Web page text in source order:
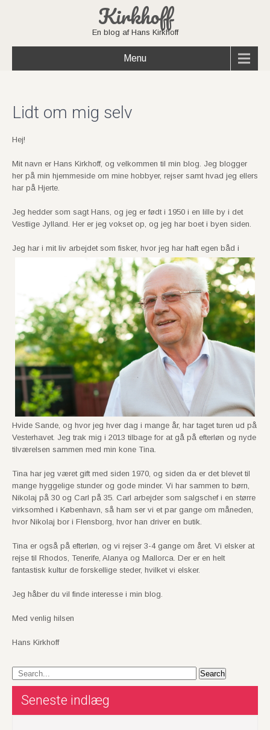
Kirkhoff
En blog af Hans Kirkhoff
Menu
Lidt om mig selv
Hej!
Mit navn er Hans Kirkhoff, og velkommen til min blog. Jeg blogger
her på min hjemmeside om mine hobbyer, rejser samt hvad jeg ellers
har på Hjerte.
Jeg hedder som sagt Hans, og jeg er født i 1950 i en lille by i det
Vestlige Jylland. Her er jeg vokset op, og jeg har boet i byen siden.
Jeg har i mit liv arbejdet som fisker, hvor jeg har haft egen båd i
Hvide Sande, og hvor jeg hver dag i mange år, har taget turen ud på
Vesterhavet. Jeg trak mig i 2013 tilbage for at gå på efterløn og nyde
tilværelsen sammen med min kone Tina.
Tina har jeg været gift med siden 1970, og siden da er det blevet til
mange hyggelige stunder og gode minder. Vi har sammen to børn,
Nikolaj på 30 og Carl på 35. Carl arbejder som salgschef i en større
virksomhed i København, så ham ser vi et par gange om måneden,
hvor Nikolaj bor i Flensborg, hvor han driver en butik.
Tina er også på efterløn, og vi rejser 3-4 gange om året. Vi elsker at
rejse til Rhodos, Tenerife, Alanya og Mallorca. Der er en helt
fantastisk kultur de forskellige steder, hvilket vi elsker.
Jeg håber du vil finde interesse i min blog.
Med venlig hilsen
Hans Kirkhoff
Seneste indlæg